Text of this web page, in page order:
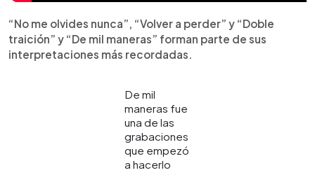
“No me olvides nunca”, “Volver a perder” y “Doble
traición” y “De mil maneras” forman parte de sus
interpretaciones más recordadas.
De mil
maneras fue
una de las
grabaciones
que empezó
a hacerlo